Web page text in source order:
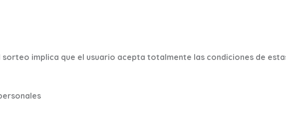
implica que el usuario acepta totalmente las condiciones de